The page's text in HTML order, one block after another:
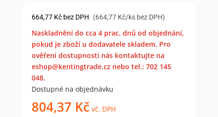
664,77 Kč bez DPH (664,77 Kč/ks bez DPH)
Naskladnění do cca 4 prac. dnů od objednání,
pokud je zboží u dodavatele skladem. Pro
ověření dostupnosti nás kontaktujte na
eshop@kentingtrade.cz nebo tel.: 702 145
048.
Dostupné na objednávku
804,37 Kč vč. DPH